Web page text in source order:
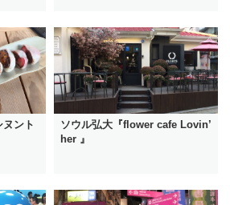
ント
ソウル弘大『flower cafe Lovin’
her 』